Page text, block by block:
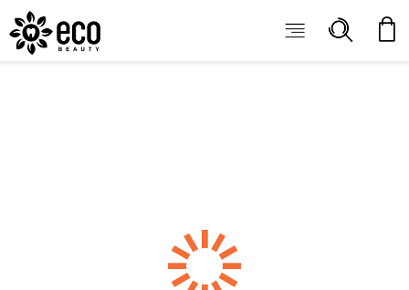
ECOBEAUTY